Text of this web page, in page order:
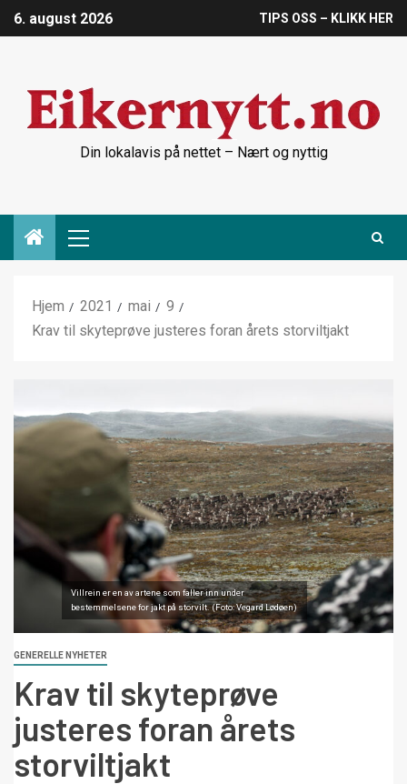
6. august 2026 TIPS OSS – KLIKK HER
Din lokalavis på nettet – Nært og nyttig
Hjem 2021 mai
9
Krav til skyteprøve justeres foran årets storviltjakt
Villrein er en av artene som faller inn under
bestemmelsene for jakt på storvilt. (Foto: Vegard Lødøen)
GENERELLE NYHETER
Krav til skyteprøve
justeres foran årets
storviltjakt